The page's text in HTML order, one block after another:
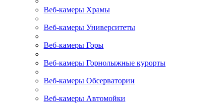
Веб-камеры Храмы
Веб-камеры Университеты
Веб-камеры Горы
Веб-камеры Горнолыжные курорты
Веб-камеры Обсерватории
Веб-камеры Автомойки